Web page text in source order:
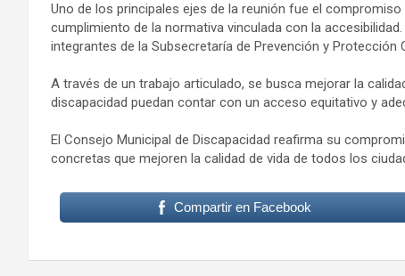
Uno de los principales ejes de la reunión fue el
cumplimiento de la normativa vinculada con la
integrantes de la Subsecretaría de Prevención y Protección
A través de un trabajo articulado, se busca mejorar la
discapacidad puedan contar con un acceso equitativo y
El Consejo Municipal de Discapacidad reafirma su
concretas que mejoren la calidad de vida de todos los
Compartir en Facebook